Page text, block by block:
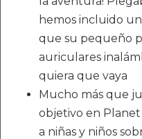
hemos incluido
que su pequeño
auriculares
quiera que vaya
Mucho más que
objetivo en
a niñas y niños